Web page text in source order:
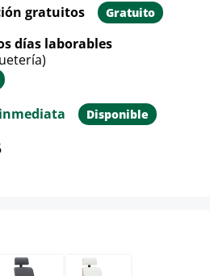
gratuitos Gratuito
días laborables
Disponible
el producto